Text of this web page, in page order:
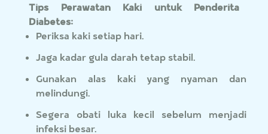
Tips Perawatan Kaki untuk Penderita
Diabetes:
Periksa kaki setiap hari.
Jaga kadar gula darah tetap stabil.
Gunakan alas kaki yang nyaman dan
melindungi.
Segera obati luka kecil sebelum menjadi
infeksi besar.